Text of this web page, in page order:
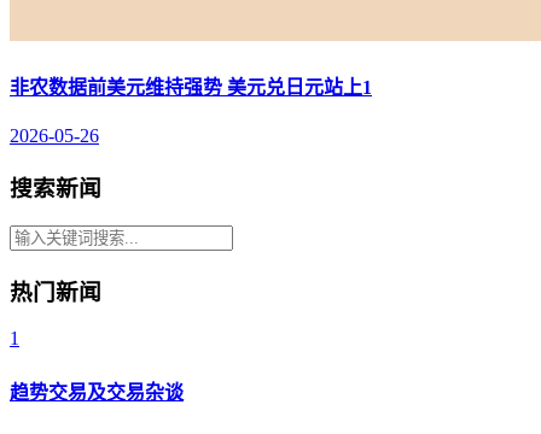
非农数据前美元维持强势 美元兑日元站上1
2026-05-26
搜索新闻
热门新闻
1
趋势交易及交易杂谈